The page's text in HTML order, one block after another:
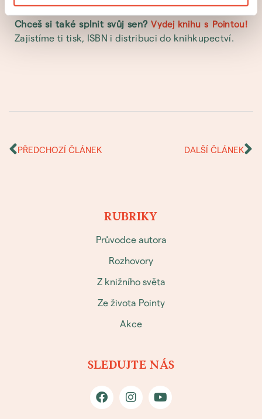
Chceš si také splnit svůj sen?Vydej knihu s Pointou!
Zajistíme ti tisk, ISBN i distribuci do knihkupectví.
PŘEDCHOZÍ ČLÁNEK DALŠÍ ČLÁNEK
RUBRIKY
Průvodce autora
Rozhovory
Z knižního světa
Ze života Pointy
Akce
SLEDUJTE NÁS